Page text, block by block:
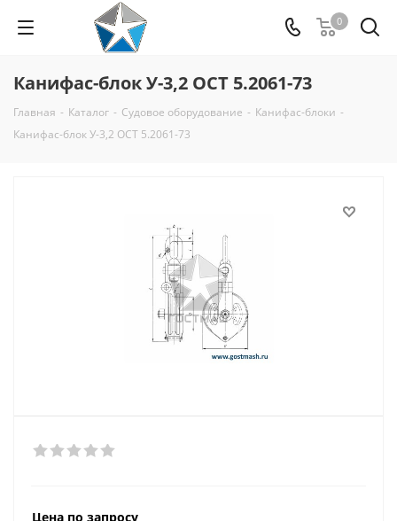
0
Канифас-блок У-3,2 ОСТ 5.2061-73
Главная - Каталог - Судовое оборудование - Канифас-блоки -
Канифас-блок У-3,2 ОСТ 5.2061-73
Цена по запросу